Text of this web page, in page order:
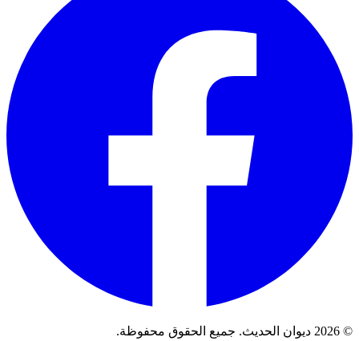
© 2026 ديوان الحديث. جميع الحقوق محفوظة.